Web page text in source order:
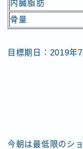
内臓脂肪
骨量
目標期日：2019年
今朝は最低限のシ